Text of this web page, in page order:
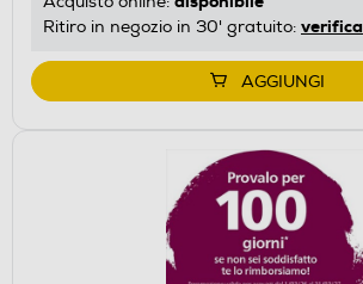
Ritiro in negozio in 30' gratuito: verifica
AGGIUNGI